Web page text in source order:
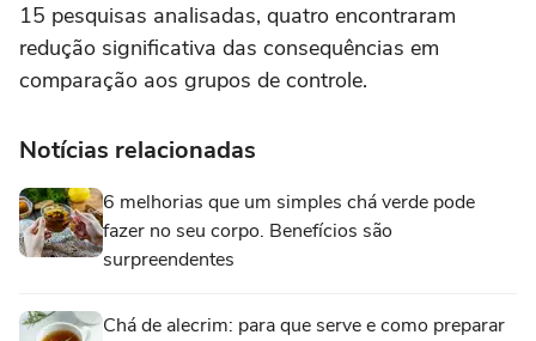
15 pesquisas analisadas, quatro encontraram
redução significativa das consequências em
comparação aos grupos de controle.
Notícias relacionadas
6 melhorias que um simples chá verde pode
fazer no seu corpo. Benefícios são
surpreendentes
Chá de alecrim: para que serve e como preparar